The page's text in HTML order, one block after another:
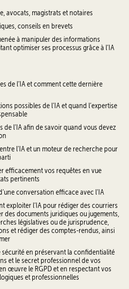
avocats, magistrats et notaires
conseils en brevets
à manipuler des informations
optimiser ses processus grâce à l’IA
de l’IA et comment cette dernière
possibles de l’IA et quand l’expertise
de l’IA afin de savoir quand vous devez
l’IA et un moteur de recherche pour
efficacement vos requêtes en vue
pertinents
conversation efficace avec l’IA
exploiter l’IA pour rédiger des courriers
des documents juridiques ou jugements,
législatives ou de jurisprudence,
et rédiger des comptes-rendus, ainsi
sécurité en préservant la confidentialité
et le secret professionnel de vos
œuvre le RGPD et en respectant vos
et professionnelles